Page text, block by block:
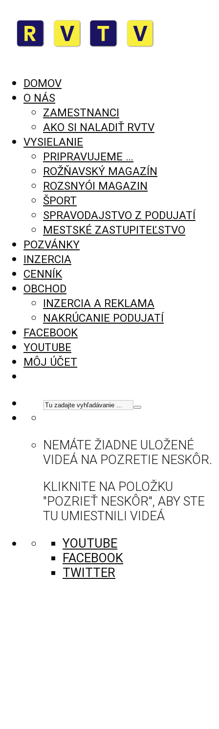
DOMOV
O NÁS
ZAMESTNANCI
AKO SI NALADIŤ RVTV
VYSIELANIE
PRIPRAVUJEME …
ROŽŇAVSKÝ MAGAZÍN
ROZSNYÓI MAGAZIN
ŠPORT
SPRAVODAJSTVO Z PODUJATÍ
MESTSKÉ ZASTUPITEĽSTVO
POZVÁNKY
INZERCIA
CENNÍK
OBCHOD
INZERCIA A REKLAMA
NAKRÚCANIE PODUJATÍ
FACEBOOK
YOUTUBE
MÔJ ÚČET
NEMÁTE ŽIADNE ULOŽENÉ
VIDEÁ NA POZRETIE NESKÔR.
KLIKNITE NA POLOŽKU
"POZRIEŤ NESKÔR", ABY STE
TU UMIESTNILI VIDEÁ
YOUTUBE
FACEBOOK
TWITTER